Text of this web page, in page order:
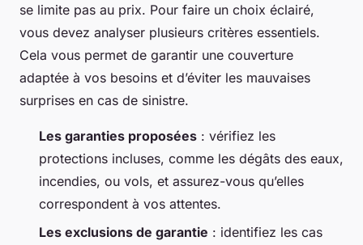
se limite pas au prix. Pour faire un choix éclairé,
vous devez analyser plusieurs critères essentiels.
Cela vous permet de garantir une couverture
adaptée à vos besoins et d’éviter les mauvaises
surprises en cas de sinistre.
Les garanties proposées : vérifiez les
protections incluses, comme les dégâts des eaux,
incendies, ou vols, et assurez-vous qu’elles
correspondent à vos attentes.
Les exclusions de garantie : identifiez les cas